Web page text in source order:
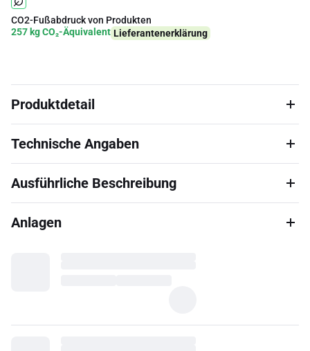
CO2-Fußabdruck von Produkten
257 kg CO₂-Äquivalent Lieferantenerklärung
Produktdetail
Technische Angaben
Ausführliche Beschreibung
Anlagen